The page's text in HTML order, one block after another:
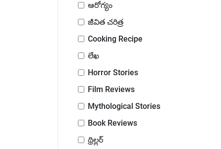
ఆరోగ్యం
జీవిత చరిత్ర
Cooking Recipe
లేఖ
Horror Stories
Film Reviews
Mythological Stories
Book Reviews
థ్రిల్లర్